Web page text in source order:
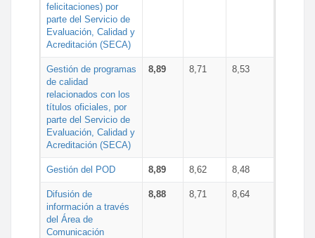
felicitaciones) por
parte del Servicio de
Evaluación, Calidad y
Acreditación (SECA)
Gestión de programas
de calidad
relacionados con los
títulos oficiales, por
parte del Servicio de
Evaluación, Calidad y
Acreditación (SECA)
8,89 8,71 8,53
Gestión del POD 8,89 8,62 8,48
Difusión de
información a través
del Área de
Comunicación
8,88 8,71 8,64